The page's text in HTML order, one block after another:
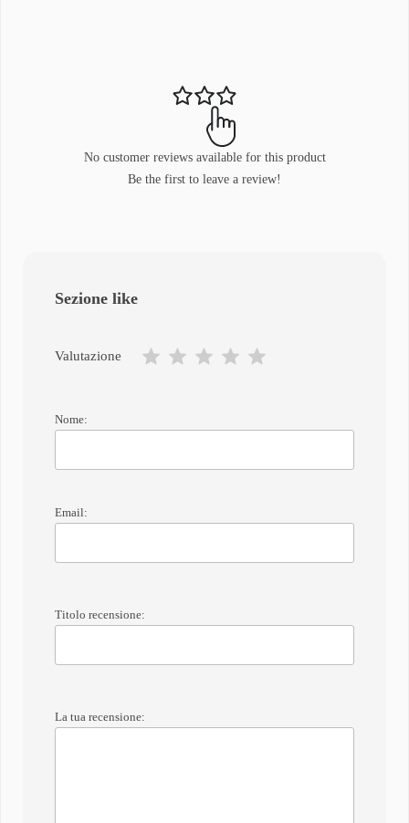
No customer reviews available for this product
Be the first to leave a review!
Sezione like
Valutazione
Nome:
Email:
Titolo recensione:
La tua recensione: